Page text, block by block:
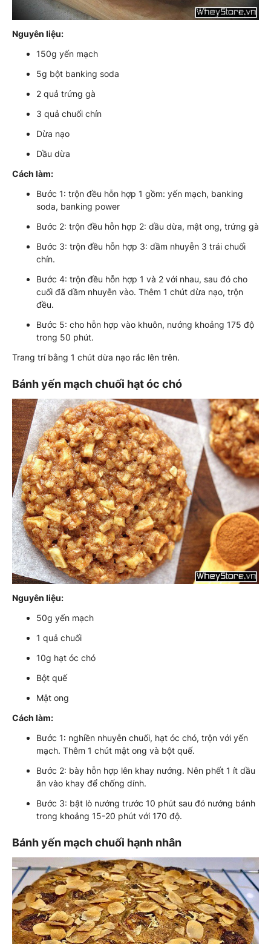
Nguyên liệu:
150g yến mạch
5g bột banking soda
2 quả trứng gà
3 quả chuối chín
Dừa nạo
Dầu dừa
Cách làm:
Bước 1: trộn đều hỗn hợp 1 gồm: yến mạch, banking
soda, banking power
Bước 2: trộn đều hỗn hợp 2: dầu dừa, mật ong, trứng gà
Bước 3: trộn đều hỗn hợp 3: dầm nhuyễn 3 trái chuối
chín.
Bước 4: trộn đều hỗn hợp 1 và 2 với nhau, sau đó cho
cuối đã dầm nhuyễn vào. Thêm 1 chút dừa nạo, trộn
đều.
Bước 5: cho hỗn hợp vào khuôn, nướng khoảng 175 độ
trong 50 phút.
Trang trí bằng 1 chút dừa nạo rắc lên trên.
Bánh yến mạch chuối hạt óc chó
Nguyên liệu:
50g yến mạch
1 quả chuối
10g hạt óc chó
Bột quế
Mật ong
Cách làm:
Bước 1: nghiền nhuyễn chuối, hạt óc chó, trộn với yến
mạch. Thêm 1 chút mật ong và bột quế.
Bước 2: bày hỗn hợp lên khay nướng. Nên phết 1 ít dầu
ăn vào khay để chống dính.
Bước 3: bật lò nướng trước 10 phút sau đó nướng bánh
trong khoảng 15-20 phút với 170 độ.
Bánh yến mạch chuối hạnh nhân